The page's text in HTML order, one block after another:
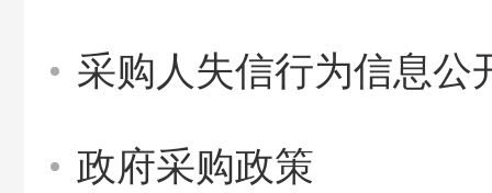
采购人失信行为信息公
政府采购政策